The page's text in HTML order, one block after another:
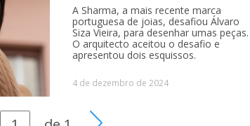
A Sharma, a mais recente marca
portuguesa de joias, desafiou Álvaro
Siza Vieira, para desenhar umas peças.
O arquitecto aceitou o desafio e
apresentou dois esquissos.
4 de dezembro de 2024